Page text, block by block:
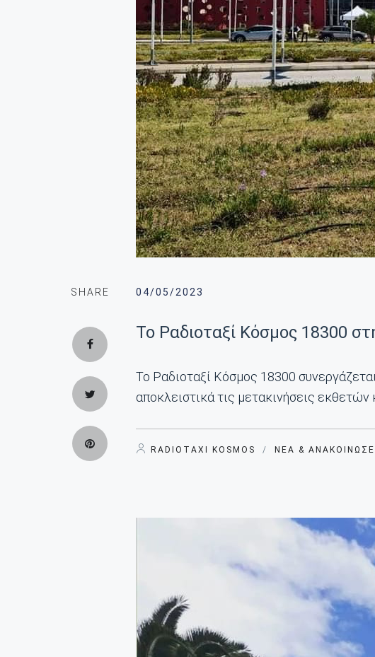
SHARE 04/05/2023
Το Ραδιοταξί Κόσμος 18300
Το Ραδιοταξί Κόσμος 18300
αποκλειστικά τις μετακινήσεις
RADIOTAXI KOSMOS / ΝΈΑ &